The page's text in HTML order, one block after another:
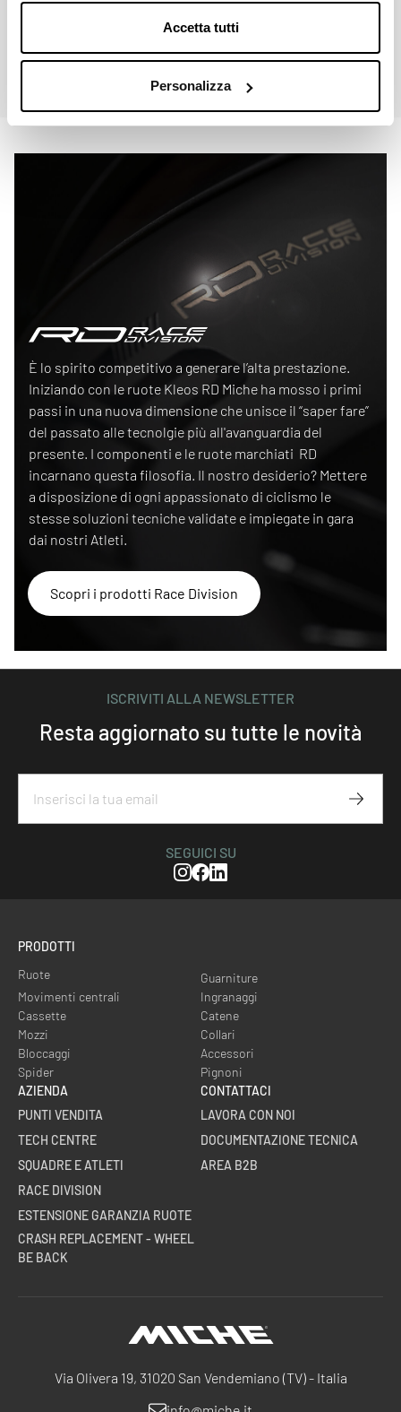
Accetta tutti
Personalizza
Manuale Utente Catene Strada
pdf 457.4KB
È lo spirito competitivo a generare l’alta prestazione.
Iniziando con le ruote Kleos RD Miche ha mosso i primi
passi in una nuova dimensione che unisce il “saper fare”
del passato alle tecnolgie più all'avanguardia del
presente. I componenti e le ruote marchiati RD
incarnano questa filosofia. Il nostro desiderio? Mettere
a disposizione di ogni appassionato di ciclismo le
stesse soluzioni tecniche validate e impiegate in gara
dai nostri Atleti.
Scopri i prodotti Race Division
ISCRIVITI ALLA NEWSLETTER
Resta aggiornato su tutte le novità
Iscriviti
SEGUICI SU
Instagram
Facebook
Linkedin
Via Olivera 19, 31020 San Vendemiano (TV) - Italia
PRODOTTI
Ruote
Guarniture
Movimenti centrali
Ingranaggi
Cassette
Catene
Mozzi
Collari
Bloccaggi
Accessori
Spider
Pignoni
AZIENDA
PUNTI VENDITA
TECH CENTRE
SQUADRE E ATLETI
RACE DIVISION
ESTENSIONE GARANZIA RUOTE
CRASH REPLACEMENT - WHEEL
BE BACK
CONTATTACI
LAVORA CON NOI
DOCUMENTAZIONE TECNICA
AREA B2B